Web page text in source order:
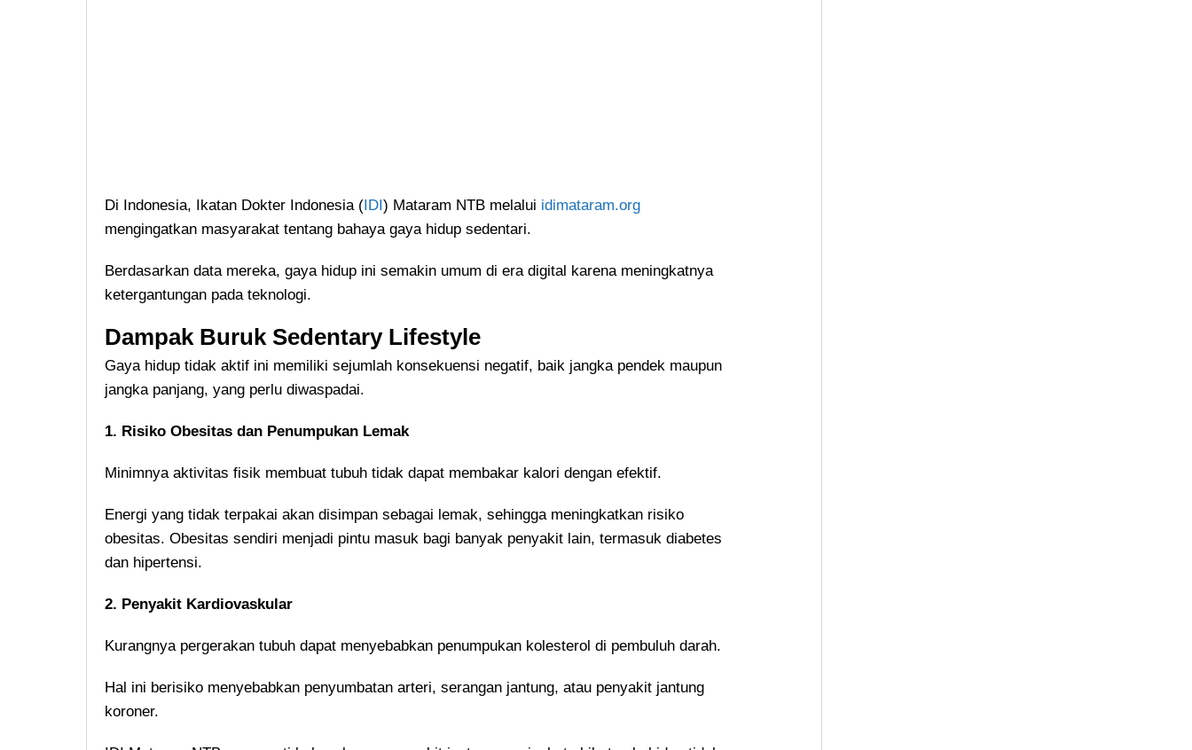
Di Indonesia, Ikatan Dokter Indonesia (IDI) Mataram NTB melalui idimataram.org
mengingatkan masyarakat tentang bahaya gaya hidup sedentari.
Berdasarkan data mereka, gaya hidup ini semakin umum di era digital karena meningkatnya
ketergantungan pada teknologi.
Dampak Buruk Sedentary Lifestyle
Gaya hidup tidak aktif ini memiliki sejumlah konsekuensi negatif, baik jangka pendek maupun
jangka panjang, yang perlu diwaspadai.
1. Risiko Obesitas dan Penumpukan Lemak
Minimnya aktivitas fisik membuat tubuh tidak dapat membakar kalori dengan efektif.
Energi yang tidak terpakai akan disimpan sebagai lemak, sehingga meningkatkan risiko
obesitas. Obesitas sendiri menjadi pintu masuk bagi banyak penyakit lain, termasuk diabetes
dan hipertensi.
2. Penyakit Kardiovaskular
Kurangnya pergerakan tubuh dapat menyebabkan penumpukan kolesterol di pembuluh darah.
Hal ini berisiko menyebabkan penyumbatan arteri, serangan jantung, atau penyakit jantung
koroner.